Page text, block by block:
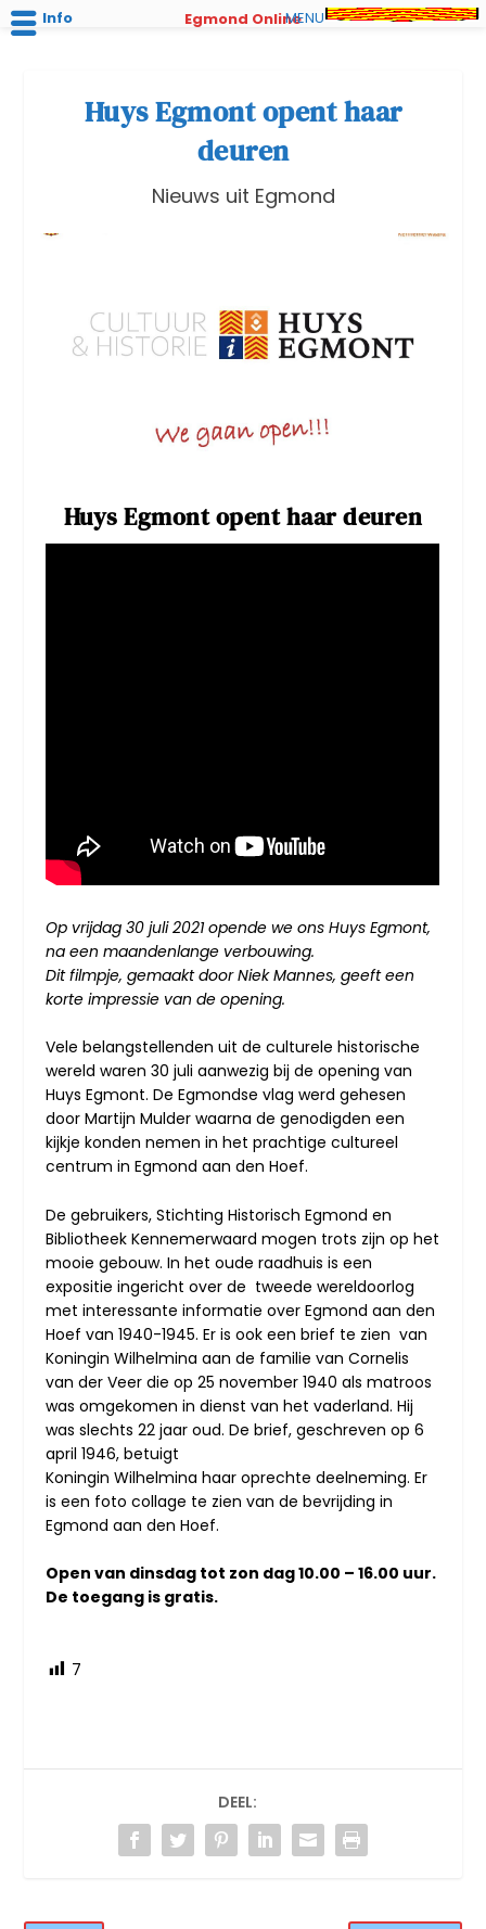
Huys Egmont opent haar
deuren
Nieuws uit Egmond
Huys Egmont opent haar deuren
Op vrijdag 30 juli 2021 opende we ons Huys Egmont,
na een maandenlange verbouwing.
Dit filmpje, gemaakt door Niek Mannes, geeft een
korte impressie van de opening.
Vele belangstellenden uit de culturele historische
wereld waren 30 juli aanwezig bij de opening van
Huys Egmont. De Egmondse vlag werd gehesen
door Martijn Mulder waarna de genodigden een
kijkje konden nemen in het prachtige cultureel
centrum in Egmond aan den Hoef.
De gebruikers, Stichting Historisch Egmond en
Bibliotheek Kennemerwaard mogen trots zijn op het
mooie gebouw. In het oude raadhuis is een
expositie ingericht over de tweede wereldoorlog
met interessante informatie over Egmond aan den
Hoef van 1940-1945. Er is ook een brief te zien van
Koningin Wilhelmina aan de familie van Cornelis
van der Veer die op 25 november 1940 als matroos
was omgekomen in dienst van het vaderland. Hij
was slechts 22 jaar oud. De brief, geschreven op 6
april 1946, betuigt
Koningin Wilhelmina haar oprechte deelneming. Er
is een foto collage te zien van de bevrijding in
Egmond aan den Hoef.
Open van dinsdag tot zon dag 10.00 – 16.00 uur.
De toegang is gratis.
7
DEEL:
Info Egmond OnlineMENU